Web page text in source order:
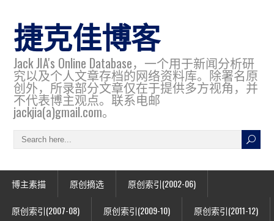
捷克佳博客
Jack JIA's Online Database，一个用于新闻分析研
究以及个人文章存档的网络资料库。除署名原
创外，所录部分文章仅在于提供多方视角，并
不代表博主观点。联系电邮
jackjia(a)gmail.com。
博主素描 原创摘选 原创索引(2002-06)
原创索引(2007-08) 原创索引(2009-10) 原创索引(2011-12)